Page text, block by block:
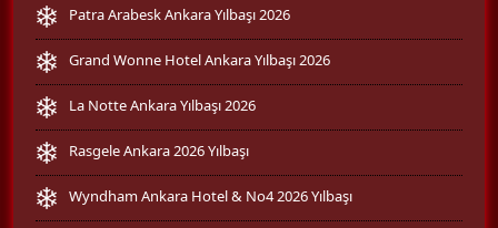
Patra Arabesk Ankara Yılbaşı 2026
Grand Wonne Hotel Ankara Yılbaşı 2026
La Notte Ankara Yılbaşı 2026
Rasgele Ankara 2026 Yılbaşı
Wyndham Ankara Hotel & No4 2026 Yılbaşı